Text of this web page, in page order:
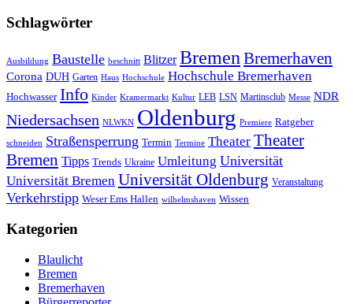
Schlagwörter
Ausbildung Baustelle beschnitt Blitzer Bremen Bremerhaven
Corona DUH Garten Haus Hochschule Hochschule Bremerhaven
Hochwasser Info Kinder Kramermarkt Kultur LEB LSN Martinsclub Messe NDR
Niedersachsen NLWKN Oldenburg Premiere Ratgeber
schneiden Straßensperrung Termin Termine Theater Theater
Bremen Tipps Trends Ukraine Umleitung Universität
Universität Bremen Universität Oldenburg Veranstaltung
Verkehrstipp Weser Ems Hallen wilhelmshaven Wissen
Kategorien
Blaulicht
Bremen
Bremerhaven